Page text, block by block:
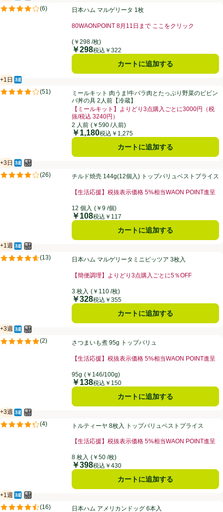
日本ハム マルゲリータ 1枚
(6)
評価は6件のレビューで5点中4.0点。
日本ハム マルゲリータ 1枚
80WAONPOINT 8月11日まで ここをクリック
(￥298 /枚)
価格
￥298税込￥322
カートに追加する
ミールキット 肉うま!牛バラ肉とたっぷり野菜のビビンバ丼の具 2人前
+1日
賞味・消費期限保証：1日
冷蔵食品
(51 )
評価は51件のレビューで5点中4.0点。ミールキット 肉うま!牛バラ肉とたっぷり野菜のビビン
バ丼の具 2人前【冷蔵】
【ミールキット】よりどり3点購入ごとに3000円（税
抜/税込 3240円）
お買い得品名：【ミールキット】よりどり3点購入ご
2 人前 (￥590 /人前)
価格
￥1,180税込￥1,275
カートに追加する
チルド焼売 144g(12個入) トップバリュベストプライス
+3日
賞味・消費期限保証：3日
冷蔵食品
電子レンジ使用可
(26)
評価は26件のレビューで5点中4.1点。チルド焼売 144g(12個入) トップバリュベストプライス
【生活応援】税抜表示価格 5%相当WAON POINT進呈
12 個入 (￥9 /個)
価格
￥108税込￥117
カートに追加する
日本ハム マルゲリータミニピッツア 3枚入
+1週
賞味・消費期限保証：１週間
冷蔵食品
電子レンジ使用可
(13)
評価は13件のレビューで5点中4.6点。日本ハム マルゲリータミニピッツア 3枚入
【簡便調理】よりどり3点購入ごとに5％OFF
3 枚入 (￥110 /枚)
価格
￥328税込￥355
カートに追加する
さつまいも煮 95g トップバリュ
+3週
賞味・消費期限保証：3週間
冷蔵食品
電子レンジ使用可
(2)
評価は2件のレビューで5点中5.0点。
さつまいも煮 95g トップバリュ
【生活応援】税抜表示価格 5%相当WAON POINT進呈
95g (￥146/100g)
価格
￥138税込￥150
カートに追加する
トルティーヤ 8枚入 トップバリュベストプライス
+3週
賞味・消費期限保証：3週間
冷蔵食品
電子レンジ使用可
(4)
評価は4件のレビューで5点中4.3点。トルティーヤ 8枚入 トップバリュベストプライス
【生活応援】税抜表示価格 5%相当WAON POINT進呈
8 枚入 (￥50 /枚)
価格
￥398税込￥430
カートに追加する
日本ハム アメリカンドッグ 6本入
+1週
賞味・消費期限保証：１週間
冷蔵食品
電子レンジ使用可
(16) 日本ハム アメリカンドッグ 6本入